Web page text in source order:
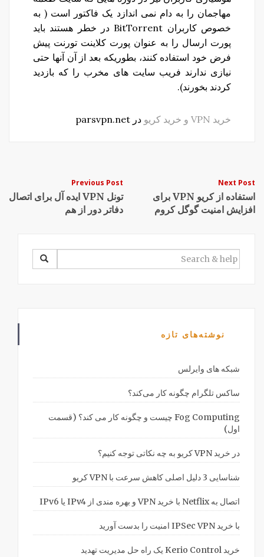
مهاجمان را به دام نمی اندازد یک فاکتور است ( به
خصوص کاربران BitTorrent در خطر هستند باید
پورت ارسال را به عنوان پورت کلاینت تورنت پیش
فرض خود استفاده کنند، بطوریکه بعد از آن آنها حتی
نیازی ندارند فریب سایت های مخرب را که بازدید
کردند بخورند).
خرید VPN و خرید کریو در parsvpn.net
Post
navigation
Previous Post
تونل VPN ایده آل برای اتصال
دفاتر دور از هم
Next Post
استفاده از کریو VPN برای
افزایش امنیت گوگل کروم
SEARCH
FOR:
نوشته‌های تازه
شبکه های وایرلس
ساکس تلگرام چگونه کار می‌کند؟
Fog Computing چیست و چگونه کار می کند؟ (قسمت
اول)
در خرید VPN کریو به چه نکاتی توجه کنیم؟
شناسایی 3 دلیل اصلی کاهش سرعت با VPN کریو
اتصال به Netflix با خرید VPN و بهره مندی از IPv4 یا IPv6
با خرید IPSec VPN امنیت را بدست آورید
خرید Kerio Control یک راه حل مدیریت تهدید